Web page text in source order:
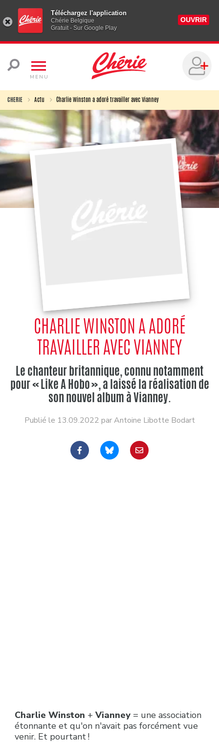
Téléchargez l'application
Chérie Belgique
Gratuit - Sur Google Play
OUVRIR
MENU
CHERIE Actu Charlie Winston a adoré travailler avec Vianney
CHARLIE WINSTON A ADORÉ
TRAVAILLER AVEC VIANNEY
Le chanteur britannique, connu notamment
pour « Like A Hobo », a laissé la réalisation de
son nouvel album à Vianney.
Publié le 13.09.2022 par Antoine Libotte Bodart
Charlie Winston + Vianney = une association
étonnante et qu'on n'avait pas forcément vue
venir. Et pourtant !